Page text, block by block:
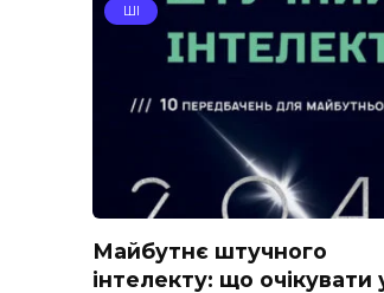
ШІ
Майбутнє штучного
інтелекту: що очікувати